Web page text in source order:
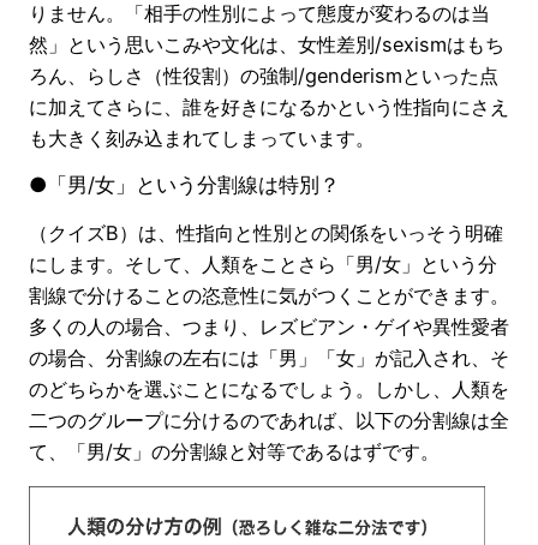
りません。「相手の性別によって態度が変わるのは当
然」という思いこみや文化は、女性差別/sexismはもち
ろん、らしさ（性役割）の強制/genderismといった点
に加えてさらに、誰を好きになるかという性指向にさえ
も大きく刻み込まれてしまっています。
●「男/女」という分割線は特別？
（クイズB）は、性指向と性別との関係をいっそう明確
にします。そして、人類をことさら「男/女」という分
割線で分けることの恣意性に気がつくことができます。
多くの人の場合、つまり、レズビアン・ゲイや異性愛者
の場合、分割線の左右には「男」「女」が記入され、そ
のどちらかを選ぶことになるでしょう。しかし、人類を
二つのグループに分けるのであれば、以下の分割線は全
て、「男/女」の分割線と対等であるはずです。